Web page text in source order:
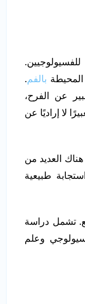
بالفم.
عن الفرح،
لا إراديًا عن
العديد من
طبيعية
تشمل دراسة
وعلم